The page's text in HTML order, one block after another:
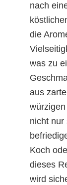
nach
die
was zu
aus
nicht nur
Koch
dieses
wird